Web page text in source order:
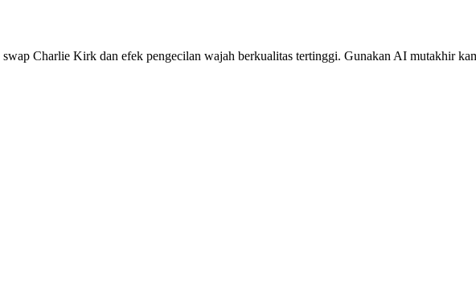
Charlie Kirk dan efek pengecilan wajah berkualitas tertinggi. Gunakan AI mutakhir